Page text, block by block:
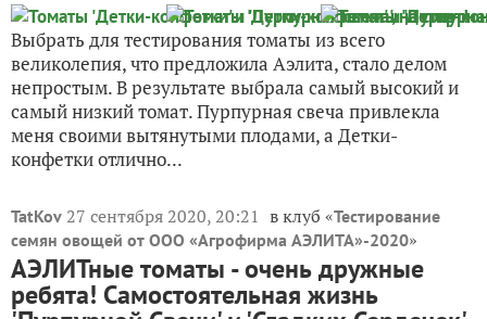
Выбрать для тестирования томаты из всего
великолепия, что предложила Аэлита, стало делом
непростым. В результате выбрала самый высокий и
самый низкий томат. Пурпурная свеча привлекла
меня своими вытянутыми плодами, а Детки-
конфетки отлично...
TatKov 27 сентября 2020, 20:21 в клуб «Тестирование
семян овощей от ООО «Агрофирма АЭЛИТА»-2020»
АЭЛИТные томаты - очень дружные
ребята! Самостоятельная жизнь